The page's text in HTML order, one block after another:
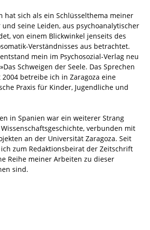
hat sich als ein Schlüsselthema meiner
seine Leiden, aus psychoanalytischer
von einem Blickwinkel jenseits des
Verständnisses aus betrachtet.
mein im Psychosozial-Verlag neu
Schweigen der Seele. Das Sprechen
2004 betreibe ich in Zaragoza eine
Praxis für Kinder, Jugendliche und
in Spanien war ein weiterer Strang
verbunden mit
an der Universität Zaragoza. Seit
zum Redaktionsbeirat der Zeitschrift
Reihe meiner Arbeiten zu dieser
sind.